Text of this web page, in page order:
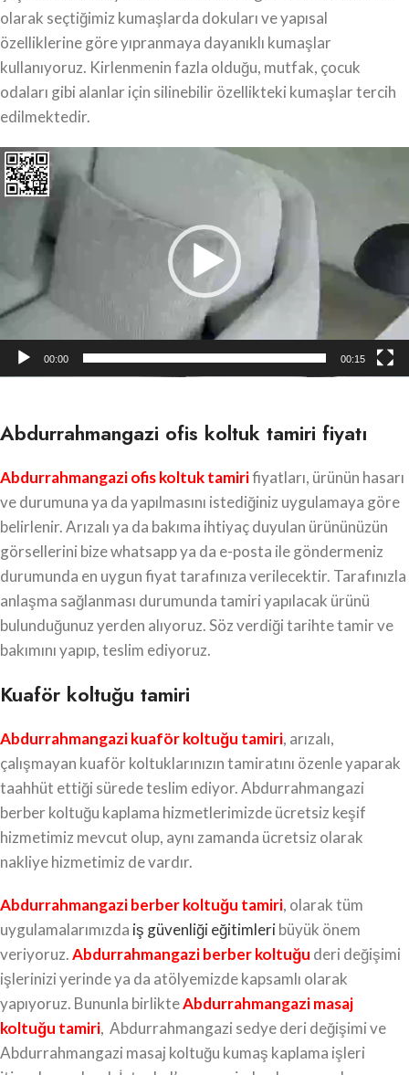
olarak seçtiğimiz kumaşlarda dokuları ve yapısal
özelliklerine göre yıpranmaya dayanıklı kumaşlar
kullanıyoruz. Kirlenmenin fazla olduğu, mutfak, çocuk
odaları gibi alanlar için silinebilir özellikteki kumaşlar tercih
edilmektedir.
Video
oynatıcı
00:00 00:15
Abdurrahmangazi ofis koltuk tamiri fiyatı
Abdurrahmangazi ofis koltuk tamirifiyatları, ürünün hasarı
ve durumuna ya da yapılmasını istediğiniz uygulamaya göre
belirlenir. Arızalı ya da bakıma ihtiyaç duyulan ürününüzün
görsellerini bize whatsapp ya da e-posta ile göndermeniz
durumunda en uygun fiyat tarafınıza verilecektir. Tarafınızla
anlaşma sağlanması durumunda tamiri yapılacak ürünü
bulunduğunuz yerden alıyoruz. Söz verdiği tarihte tamir ve
bakımını yapıp, teslim ediyoruz.
Kuaför koltuğu tamiri
Abdurrahmangazi kuaför koltuğu tamiri, arızalı,
çalışmayan kuaför koltuklarınızın tamiratını özenle yaparak
taahhüt ettiği sürede teslim ediyor. Abdurrahmangazi
berber koltuğu kaplama hizmetlerimizde ücretsiz keşif
hizmetimiz mevcut olup, aynı zamanda ücretsiz olarak
nakliye hizmetimiz de vardır.
Abdurrahmangazi berber koltuğu tamiri, olarak tüm
uygulamalarımızda iş güvenliği eğitimleribüyük önem
veriyoruz.Abdurrahmangazi berber koltuğu deri değişimi
işlerinizi yerinde ya da atölyemizde kapsamlı olarak
yapıyoruz. Bununla birlikteAbdurrahmangazi masaj
koltuğu tamiri, Abdurrahmangazi sedye deri değişimi ve
Abdurrahmangazi masaj koltuğu kumaş kaplama işleri